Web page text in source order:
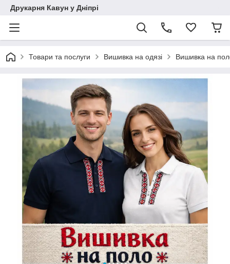
Друкарня Кавун у Дніпрі
Товари та послуги Вишивка на одязі Вишивка на